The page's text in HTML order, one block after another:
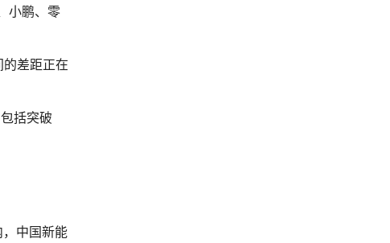
小鹏、零
差距正在
括突破
中国新能